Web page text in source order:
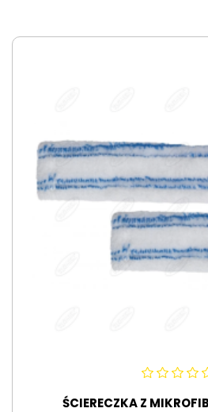
ŚCIERECZKA Z